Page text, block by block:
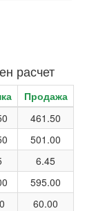
расчет
Продажа
461.50
501.00
6.45
595.00
60.00